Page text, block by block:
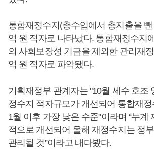
통합재정수지(총수입에서 총지출을
억 원 적자로 나타났다. 통합재정수지
의 사회보장성 기금을 제외한 관리재
억 원 적자로 파악됐다.
기획재정부 관계자는 "10월 세수 호조
정수지 적자규모가 개선되어 통합재
1월 이후 가장 낮은 수준"이라며 “누계
적으로 개선되어 올해 재정수지는 정
관리될 것”이라고 내다봤다.